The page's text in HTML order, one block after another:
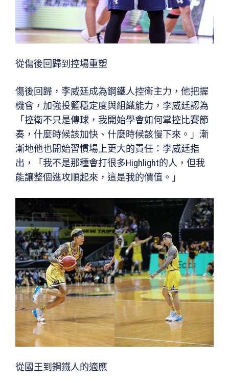
從傷後回歸到控場重塑
傷後回歸，李威廷成為鋼鐵人控衛主力，他把握
機會，加強投籃穩定度與組織能力，李威廷認為
「控衛不只是傳球，我開始學會如何掌控比賽節
奏，什麼時候該加快、什麼時候該慢下來。」漸
漸地他也開始習慣場上更大的責任：李威廷指
出，「我不是那種會打很多Highlight的人，但我
能讓整個進攻順起來，這是我的價值。」
從國王到鋼鐵人的適應